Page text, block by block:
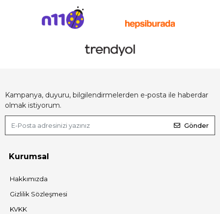
Kampanya, duyuru, bilgilendirmelerden e-posta ile haberdar
olmak istiyorum.
Gönder
Kurumsal
Hakkımızda
Gizlilik Sözleşmesi
KVKK